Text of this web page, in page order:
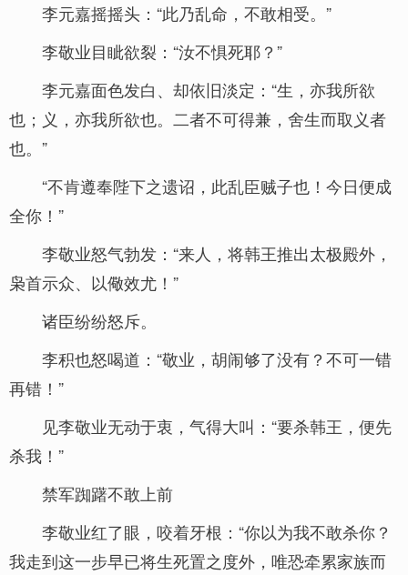
李元嘉摇摇头：“此乃乱命，不敢相受。”
李敬业目眦欲裂：“汝不惧死耶？”
李元嘉面色发白、却依旧淡定：“生，亦我所欲
也；义，亦我所欲也。二者不可得兼，舍生而取义者
也。”
“不肯遵奉陛下之遗诏，此乱臣贼子也！今日便成
全你！”
李敬业怒气勃发：“来人，将韩王推出太极殿外，
枭首示众、以儆效尤！”
诸臣纷纷怒斥。
李积也怒喝道：“敬业，胡闹够了没有？不可一错
再错！”
见李敬业无动于衷，气得大叫：“要杀韩王，便先
杀我！”
禁军踟躇不敢上前
李敬业红了眼，咬着牙根：“你以为我不敢杀你？
我走到这一步早已将生死置之度外，唯恐牵累家族而